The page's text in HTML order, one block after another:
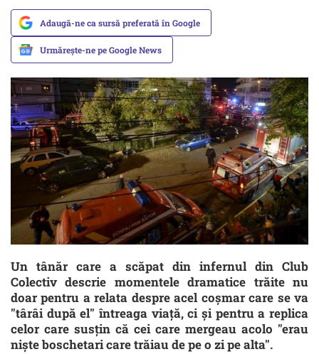
Adaugă-ne ca sursă preferată în Google
Urmărește-ne pe Google News
Un tânăr care a scăpat din infernul din Club
Colectiv descrie momentele dramatice trăite nu
doar pentru a relata despre acel coșmar care se va
"târâi după el" întreaga viață, ci și pentru a replica
celor care susțin că cei care mergeau acolo "erau
nişte boschetari care trăiau de pe o zi pe alta".